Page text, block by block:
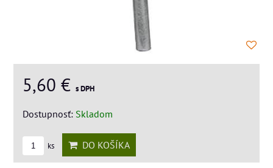
5,60 € s DPH
Dostupnosť: Skladom
ks DO KOŠÍKA